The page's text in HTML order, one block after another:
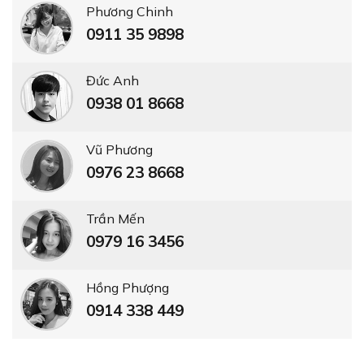
Phương Chinh
0911 35 9898
Đức Anh
0938 01 8668
Vũ Phương
0976 23 8668
Trần Mến
0979 16 3456
Hồng Phượng
0914 338 449